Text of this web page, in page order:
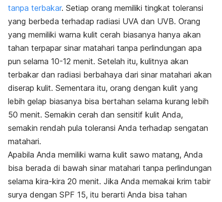
tanpa terbakar. Setiap orang memiliki tingkat toleransi
yang berbeda terhadap radiasi UVA dan UVB. Orang
yang memiliki warna kulit cerah biasanya hanya akan
tahan terpapar sinar matahari tanpa perlindungan apa
pun selama 10-12 menit. Setelah itu, kulitnya akan
terbakar dan radiasi berbahaya dari sinar matahari akan
diserap kulit. Sementara itu, orang dengan kulit yang
lebih gelap biasanya bisa bertahan selama kurang lebih
50 menit. Semakin cerah dan sensitif kulit Anda,
semakin rendah pula toleransi Anda terhadap sengatan
matahari.
Apabila Anda memiliki warna kulit sawo matang, Anda
bisa berada di bawah sinar matahari tanpa perlindungan
selama kira-kira 20 menit. Jika Anda memakai krim tabir
surya dengan SPF 15, itu berarti Anda bisa tahan